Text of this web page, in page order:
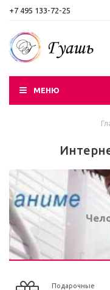
+7 495 133-72-25
МЕНЮ
Подарочные